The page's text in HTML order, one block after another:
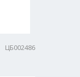
ЦБ002486